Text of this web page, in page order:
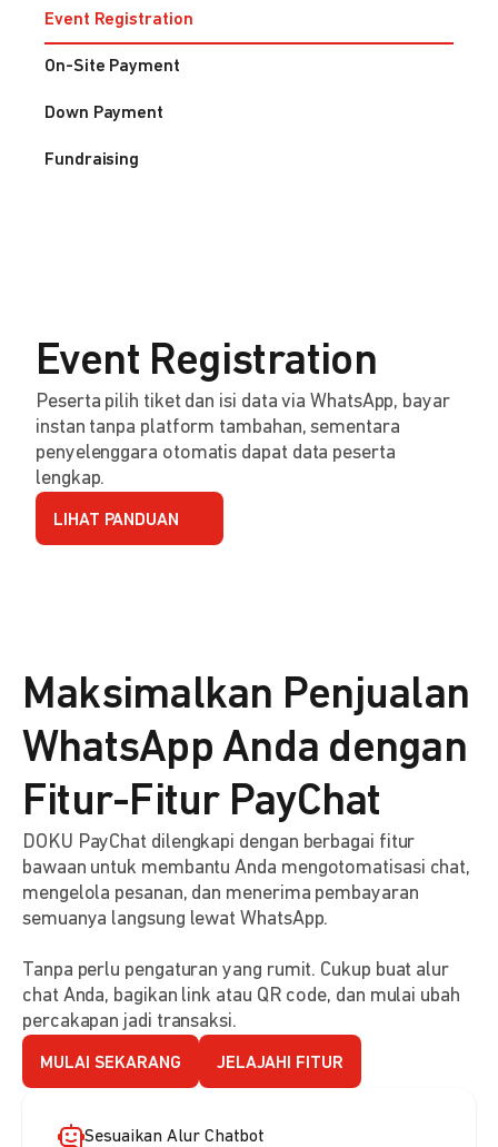
Event Registration
On-Site Payment
Down Payment
Fundraising
Event Registration
Peserta pilih tiket dan isi data via WhatsApp, bayar
instan tanpa platform tambahan, sementara
penyelenggara otomatis dapat data peserta
lengkap.
LIHAT PANDUAN
Maksimalkan Penjualan
WhatsApp Anda dengan
Fitur-Fitur PayChat
DOKU PayChat dilengkapi dengan berbagai fitur
bawaan untuk membantu Anda mengotomatisasi chat,
mengelola pesanan, dan menerima pembayaran
semuanya langsung lewat WhatsApp.
Tanpa perlu pengaturan yang rumit. Cukup buat alur
chat Anda, bagikan link atau QR code, dan mulai ubah
percakapan jadi transaksi.
MULAI SEKARANG JELAJAHI FITUR
Sesuaikan Alur Chatbot